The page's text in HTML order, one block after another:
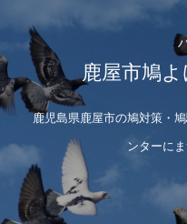
鹿屋市鳩
鹿児島県鹿屋市の鳩対策・
ンターに